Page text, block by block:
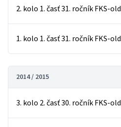
2. kolo 1. časť 31. ročník FKS-old
1. kolo 1. časť 31. ročník FKS-old
2014 / 2015
3. kolo 2. časť 30. ročník FKS-old